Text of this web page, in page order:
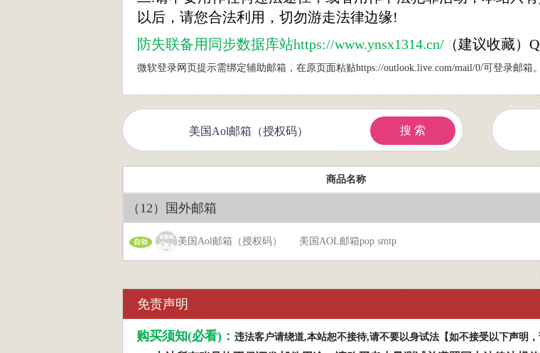
以后，请您合法利用，切勿游走法律边缘!
防失联备用同步数据库站https://www.ynsx1314.cn/ （建议收藏）
微软登录网页提示需绑定辅助邮箱，在原页面粘贴https://outlook.live.com/mail/0/可登录邮箱。
搜 索
商品名称
（12）国外邮箱
自动 美国Aol邮箱（授权码） 美国AOL邮箱pop smtp
免责声明
购买须知(必看)： 违法客户请绕道,本站恕不接待,请不要以身试法【如不接受以下声明，